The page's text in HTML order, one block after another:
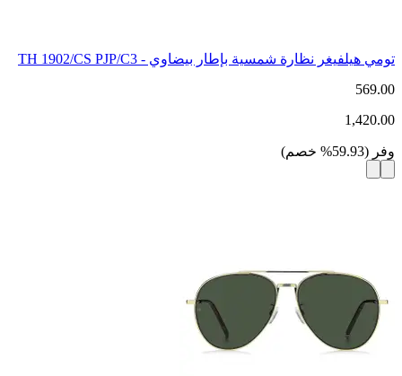
تومي هيلفيغر نظارة شمسية بإطار بيضاوي - TH 1902/CS PJP/C3
569.00
1,420.00
وفر (
59.93
% خصم)